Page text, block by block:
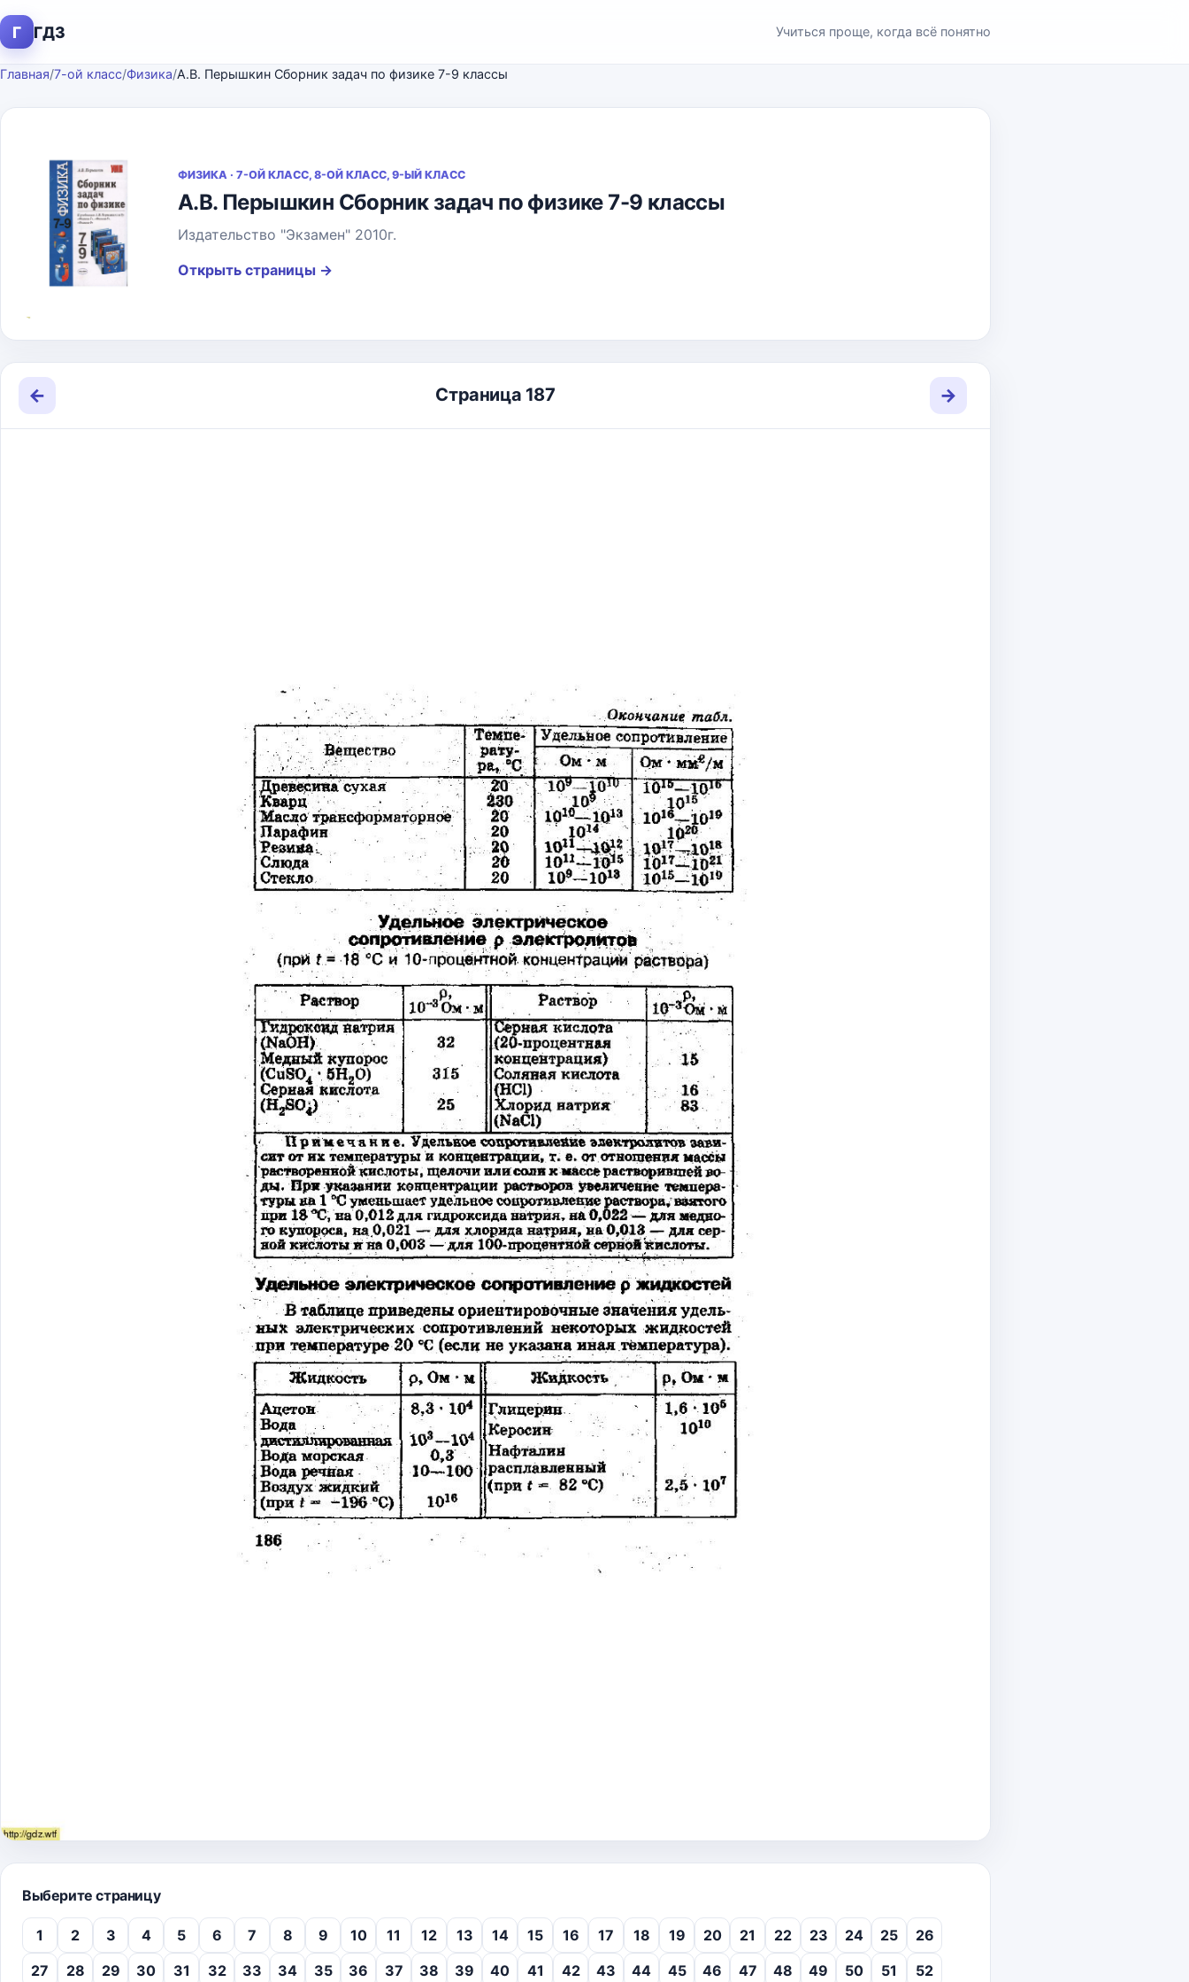
Г ГДЗ Учиться проще, когда всё понятно
Главная/7-ой класс/Физика/А.В. Перышкин Сборник задач по физике 7-9 классы
ФИЗИКА · 7-ОЙ КЛАСС, 8-ОЙ КЛАСС, 9-ЫЙ КЛАСС
А.В. Перышкин Сборник задач по физике 7-9 классы
Издательство "Экзамен" 2010г.
Открыть страницы →
← Страница 187 →
Выберите страницу
1 2 3 4 5 6 7 8 9 10 11 12 13 14 15 16 17 18 19 20 21 22 23 24 25
26
27
28 29 30 31 32 33 34 35 36 37 38 39 40 41 42 43 44 45 46 47 48 49 50 51 52